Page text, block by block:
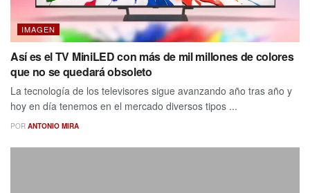
IMAGEN
Así es el TV MiniLED con más de mil millones de colores
que no se quedará obsoleto
La tecnología de los televisores sigue avanzando año tras año y
hoy en día tenemos en el mercado diversos tipos ...
POR ANTONIO MIRA